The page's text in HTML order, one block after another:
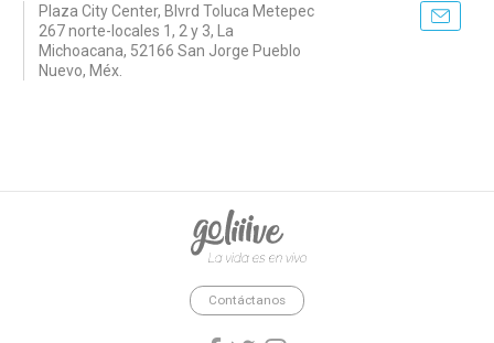
Plaza City Center, Blvrd Toluca Metepec
267 norte-locales 1, 2 y 3, La
Michoacana, 52166 San Jorge Pueblo
Nuevo, Méx.
goliiive - La vida es en vivo.
Contáctanos